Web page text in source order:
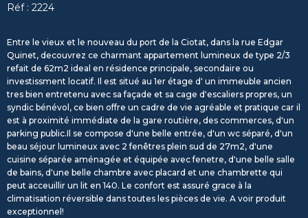
Réf : 2224
Entre le vieux et le nouveau du port de la Ciotat, dans la rue Edgar
Quinet, decouvrez ce charmant appartement lumineux de type 2/3
refait de 62m2 ideal en résidence principale, secondaire ou
investissment locatif. Il est situé au 1er étage d' un immeuble ancien
tres bien entretenu avec sa façade et sa cage d'escaliers propres, un
syndic bénévol, ce bien offre un cadre de vie agréable et pratique car il
est à proximité immédiate de la gare routière, des commerces, d'un
parking public.Il se compose d'une belle entrée, d'un wc séparé, d'un
beau séjour lumineux avec 2 fenêtres plein sud de 27m2, d'une
cuisine séparée aménagée et équipée avec fenetre, d'une belle salle
de bains, d'une belle chambre avec placard et une chambrette qui
peut acceuillir un lit en 140. Le confort est assuré grace à la
climatisation réversible dans toutes les pièces de vie. A voir produit
exceptionnel!